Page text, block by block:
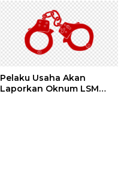
Seperti Di Mall
Menawarkan Hadiah
Pelaku Usaha Akan
Laporkan Oknum LSM